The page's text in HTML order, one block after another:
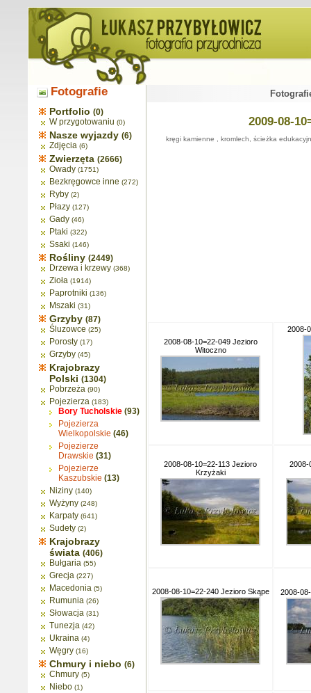
Fotografie
Portfolio (0)
W przygotowaniu (0)
Nasze wyjazdy (6)
Zdjęcia (6)
Zwierzęta (2666)
Owady (1751)
Bezkręgowce inne (272)
Ryby (2)
Płazy (127)
Gady (46)
Ptaki (322)
Ssaki (146)
Rośliny (2449)
Drzewa i krzewy (368)
Zioła (1914)
Paprotniki (136)
Mszaki (31)
Grzyby (87)
Śluzowce (25)
Porosty (17)
Grzyby (45)
Krajobrazy
Polski (1304)
Pobrzeża (90)
Pojezierza (183)
Bory Tucholskie (93)
Pojezierza
Wielkopolskie (46)
Pojezierze
Drawskie (31)
Pojezierze
Kaszubskie (13)
Niziny (140)
Wyżyny (248)
Karpaty (641)
Sudety (2)
Krajobrazy
świata (406)
Bułgaria (55)
Grecja (227)
Macedonia (5)
Rumunia (26)
Słowacja (31)
Tunezja (42)
Ukraina (4)
Węgry (16)
Chmury i niebo (6)
Chmury (5)
Niebo (1)
2009-08-
kręgi kamienne , kromlech, ścieżka
2008-08-10=22-049 Jezioro
Witoczno
2008-
2008-08-10=22-113 Jezioro
Krzyżaki
2008-
2008-08-10=22-240 Jezioro Skąpe 2008-